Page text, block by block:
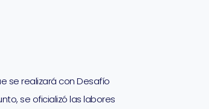
se realizará con Desafío
se oficializó las labores